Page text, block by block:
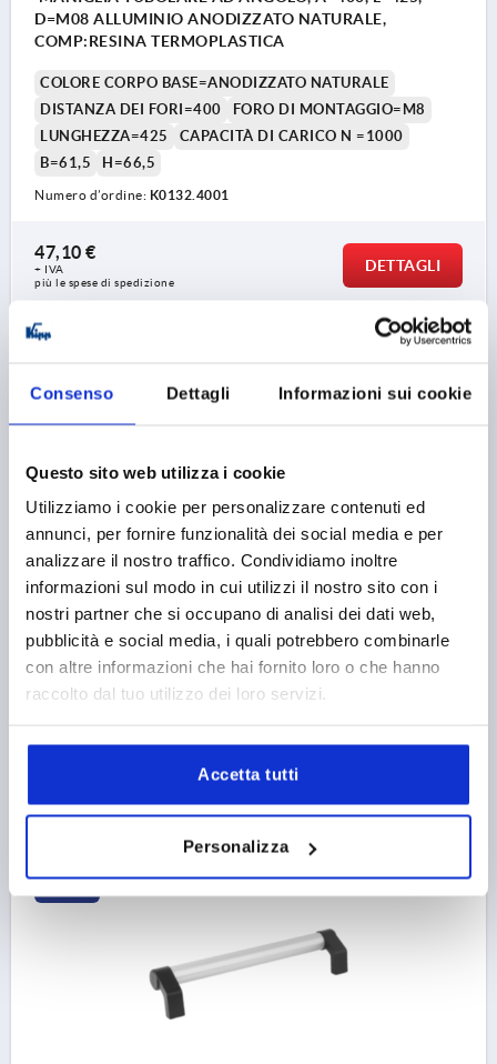
Consenso Dettagli Informazioni sui cookie
Questo sito web utilizza i cookie
Utilizziamo i cookie per personalizzare contenuti ed
annunci, per fornire funzionalità dei social media e per
analizzare il nostro traffico. Condividiamo inoltre
informazioni sul modo in cui utilizzi il nostro sito con i
nostri partner che si occupano di analisi dei dati web,
pubblicità e social media, i quali potrebbero combinarle
con altre informazioni che hai fornito loro o che hanno
raccolto dal tuo utilizzo dei loro servizi.
Accetta tutti
Personalizza
D=M08 ALLUMINIO ANODIZZATO NATURALE,
COMP:RESINA TERMOPLASTICA
COLORE CORPO BASE=ANODIZZATO NATURALE
DISTANZA DEI FORI=400
FORO DI MONTAGGIO=M8
LUNGHEZZA=425
CAPACITÀ DI CARICO N =1000
B=61,5
H=66,5
Numero d’ordine: K0132.4001
47,10 €
+ IVA
più le spese di spedizione
DETTAGLI
MANIGLIA TUBOLARE AD ANGOLO, A=500, L=525,
D=M08 ALLUMINIO ANODIZZATO NATURALE,
COMP:RESINA TERMOPLASTICA
COLORE CORPO BASE=ANODIZZATO NATURALE
DISTANZA DEI FORI=500
FORO DI MONTAGGIO=M8
LUNGHEZZA=525
CAPACITÀ DI CARICO N =1000
B=61,5
H=66,5
+ IVA
più le spese di spedizione
DETTAGLI